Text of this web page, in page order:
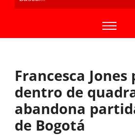
Francesca Jones
dentro de
abandona
de Bogotá